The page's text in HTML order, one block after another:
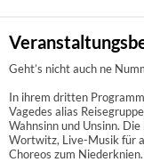
Geht’s nicht auch ne
In ihrem dritten
Vagedes alias
Wahnsinn und Unsinn.
Wortwitz, Live-Musik für
Choreos zum